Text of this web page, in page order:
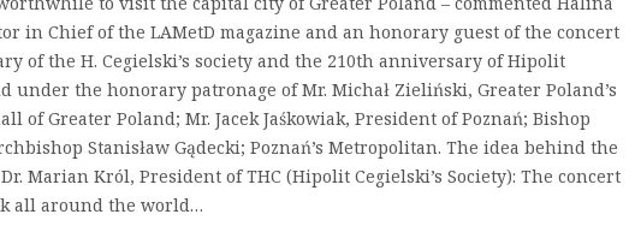
in Chief of the LAMetD magazine and an honorary guest of the concert
of the H. Cegielski’s society and the 210th anniversary of Hipolit
under the honorary patronage of Mr. Michał Zieliński, Greater Poland’s
of Greater Poland; Mr. Jacek Jaśkowiak, President of Poznań; Bishop
Stanisław Gądecki; Poznań’s Metropolitan. The idea behind the
Marian Król, President of THC (Hipolit Cegielski’s Society): The concert
all around the world…